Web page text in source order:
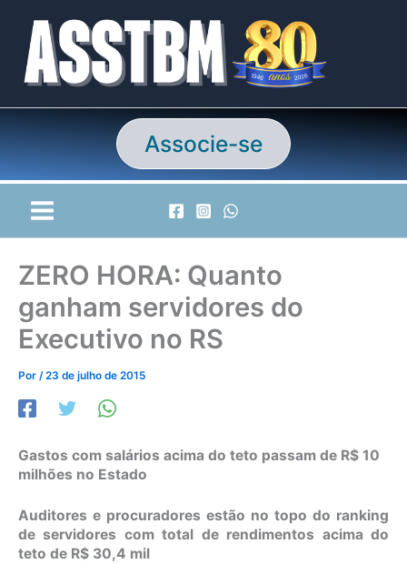
conteúdo
Associe-se
ZERO HORA: Quanto
ganham servidores do
Executivo no RS
Por /23 de julho de 2015
Gastos com salários acima do teto passam de R$ 10
milhões no Estado
Auditores e procuradores estão no topo do ranking
de servidores com total de rendimentos acima do
teto de R$ 30,4 mil